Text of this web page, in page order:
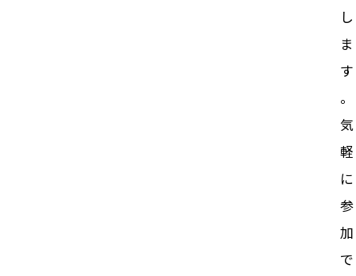
し
ま
す
。
気
軽
に
参
加
で